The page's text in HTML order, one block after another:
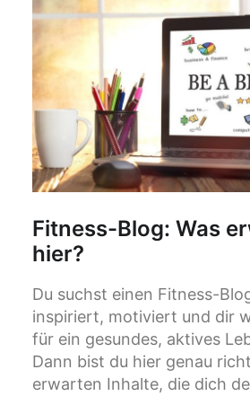
Fitness-Blog: Was
hier?
Du suchst einen Fitness-
inspiriert, motiviert und dir
für ein gesundes, aktives
Dann bist du hier genau
erwarten Inhalte, die dich